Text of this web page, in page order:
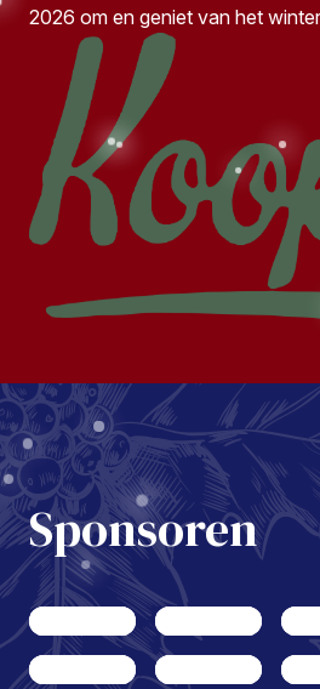
2026 om en geniet van het
Sponsoren